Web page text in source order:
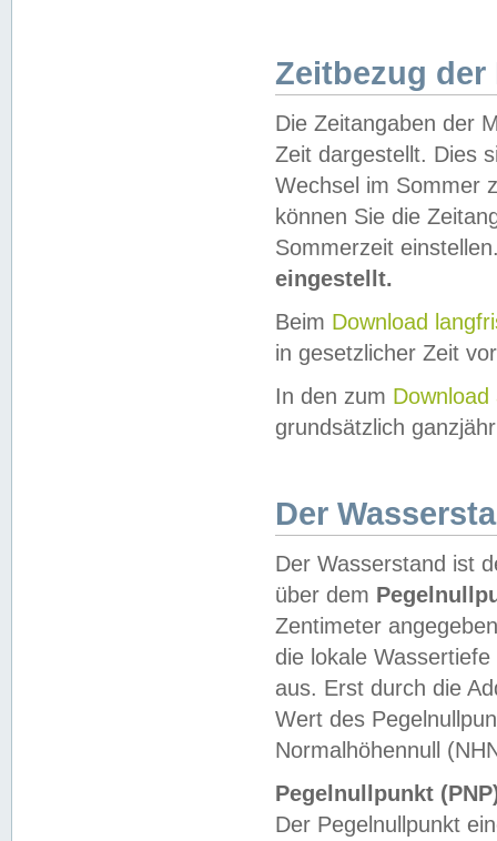
Zeitbezug der
Die Zeitangaben der
Zeit dargestellt. Dies
Wechsel im Sommer
können Sie die
Sommerzeit
eingestellt.
Beim Download
in gesetzlicher Zeit
In den zum Download
grundsätzlich
Der
Der Wasserstand ist
über dem
Zentimeter
die lokale
aus. Erst durch die
Wert des
Normalhöhennull
Pegelnullpunkt
Der Pegelnullpunkt